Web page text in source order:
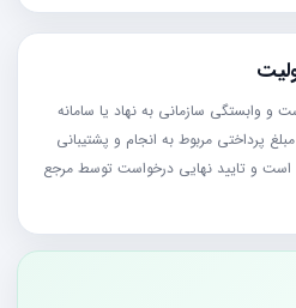
سازمانی به نهاد یا سامانه
پرداختی مربوط به انجام و پشتیبانی
و تایید نهایی درخواست توسط مرجع